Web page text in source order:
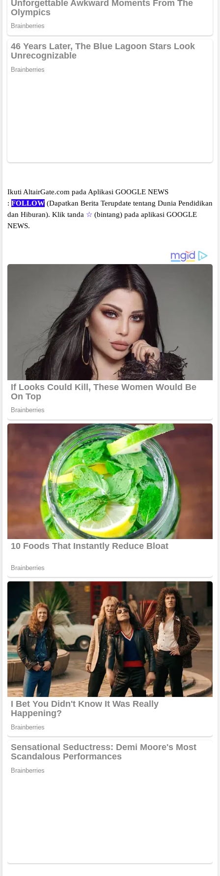
Ikuti AltairGate.com pada Aplikasi GOOGLE NEWS
: FOLLOW (Dapatkan Berita Terupdate tentang Dunia Pendidikan
dan Hiburan). Klik tanda ☆ (bintang) pada aplikasi GOOGLE
NEWS.